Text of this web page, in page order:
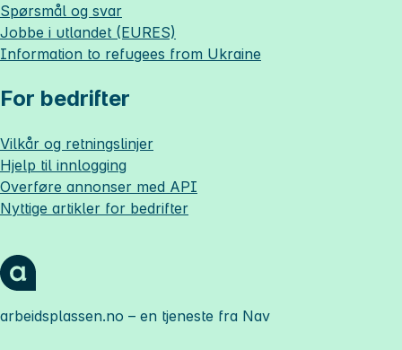
Spørsmål og svar
Jobbe i utlandet (EURES)
Information to refugees from Ukraine
For bedrifter
Vilkår og retningslinjer
Hjelp til innlogging
Overføre annonser med API
Nyttige artikler for bedrifter
arbeidsplassen.no – en tjeneste fra Nav